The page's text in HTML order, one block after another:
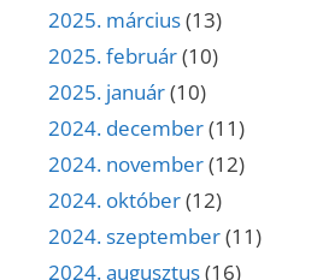
2025. március(13)
2025. február(10)
2025. január(10)
2024. december(11)
2024. november(12)
2024. október(12)
2024. szeptember(11)
2024. augusztus(16)